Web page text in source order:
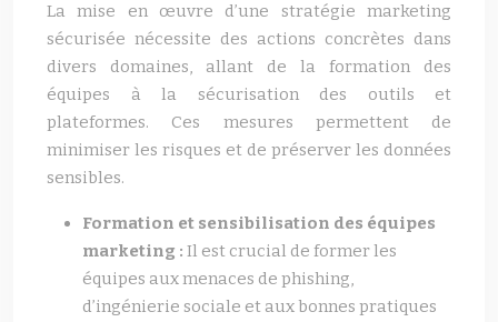
La mise en œuvre d’une stratégie marketing
sécurisée nécessite des actions concrètes dans
divers domaines, allant de la formation des
équipes à la sécurisation des outils et
plateformes. Ces mesures permettent de
minimiser les risques et de préserver les données
sensibles.
Formation et sensibilisation des équipes
marketing : Il est crucial de former les
équipes aux menaces de phishing,
d’ingénierie sociale et aux bonnes pratiques